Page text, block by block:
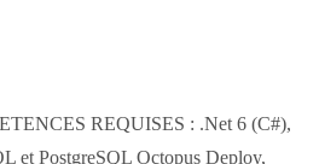
REQUISES : .Net 6 (C#),
et PostgreSQL Octopus Deploy,